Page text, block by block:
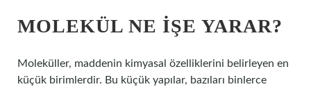
MOLEKÜL NE IŞE YARAR?
Moleküller, maddenin kimyasal özelliklerini belirleyen en
küçük birimlerdir. Bu küçük yapılar, bazıları binlerce